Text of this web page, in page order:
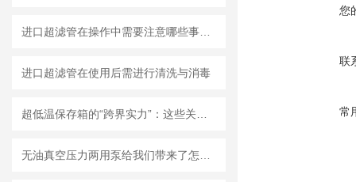
进口超滤管在使用后需进行清洗与消毒
您
联
常